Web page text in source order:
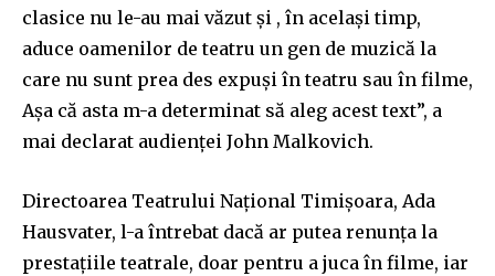
clasice nu le-au mai văzut și , în același timp,
aduce oamenilor de teatru un gen de muzică la
care nu sunt prea des expuși în teatru sau în filme,
Așa că asta m-a determinat să aleg acest text”, a
mai declarat audienței John Malkovich.
Directoarea Teatrului Național Timișoara, Ada
Hausvater, l-a întrebat dacă ar putea renunța la
prestațiile teatrale, doar pentru a juca în filme, iar